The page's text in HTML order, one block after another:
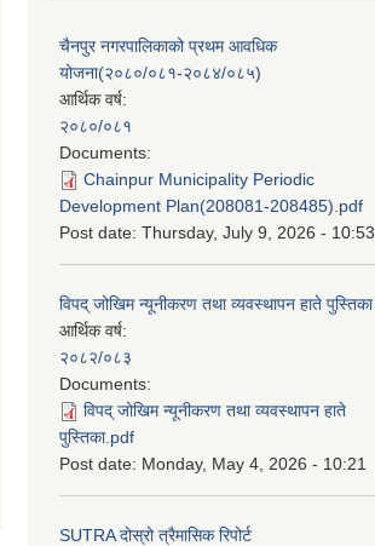
चैनपुर नगरपालिकाको प्रथम आवधिक
योजना(२०८०/०८१-२०८४/०८५)
आर्थिक वर्ष:
२०८०/०८१
Documents:
Chainpur Municipality Periodic
Development Plan(208081-208485).pdf
Post date: Thursday, July 9, 2026 - 10:53
विपद् जोखिम न्यूनीकरण तथा व्यवस्थापन हाते पुस्तिका
आर्थिक वर्ष:
२०८२/०८३
Documents:
विपद् जोखिम न्यूनीकरण तथा व्यवस्थापन हाते
पुस्तिका.pdf
Post date: Monday, May 4, 2026 - 10:21
SUTRA दोस्रो त्रैमासिक रिपोर्ट